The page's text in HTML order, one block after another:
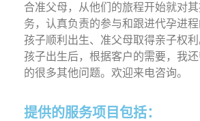
合准父母，从他们的旅程开始就对
务，认真负责的参与和跟进代孕进
孩子顺利出生、准父母取得亲子权利
孩子出生后，根据客户的需要，我
的很多其他问题。欢迎来电咨询。
提供的服务项目包括：